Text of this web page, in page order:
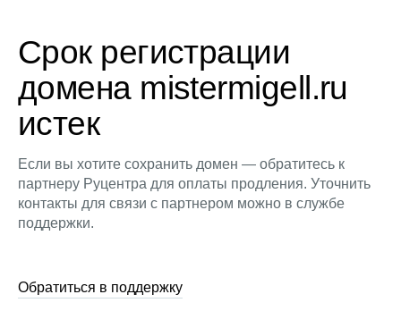
Срок регистрации
домена mistermigell.ru
истек
Если вы хотите сохранить домен — обратитесь к
партнеру Руцентра для оплаты продления. Уточнить
контакты для связи с партнером можно в службе
поддержки.
Обратиться в поддержку